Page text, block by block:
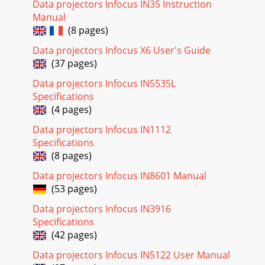
Page 18 - TEMP/LAMP
24Menüs verwenden1 Zum Öffnen der Menüs drücken Sie
die Menu-Taste am Tastenfeld oder an der Fernbedienung.
(Die Menüs werden nach 60 Sekunden automat
Page 19
25Grundeinstellungen-MenüZum Anpassen der folgenden
Einstellungen wählen Sie die jeweilige Einstellung aus,
anschließend stellen Sie den gewünschten W
Page 20 - Fernbedienung verwenden
26Erweitert-MenüBild:3D-Steuerung:3D-Steuerung:
Ermöglicht die Darstellung von stereoskopischen 3D-
Page 21 - Audiofunktionen
27wird. Auf diese Weise erreichen Sie bei analogen
Signalquellen ein besonders tiefes
Schwarz.Einstel.:Audioeinstellungen...Interner Lautsprecher:
Sch
Page 22 - Tastenfeld verwenden
Data projectors Infocus IN35 Instruction
Manual
(8 pages)
Data projectors Infocus X6 User's Guide
(37 pages)
Data projectors Infocus IN5535L
Specifications
(4 pages)
Data projectors Infocus IN1112
Specifications
(8 pages)
Data projectors Infocus IN8601 Manual
(53 pages)
Data projectors Infocus IN3916
Specifications
(42 pages)
Data projectors Infocus IN5122 User Manual